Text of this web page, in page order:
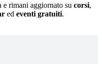
rimani aggiornato su corsi,
ed eventi gratuiti.